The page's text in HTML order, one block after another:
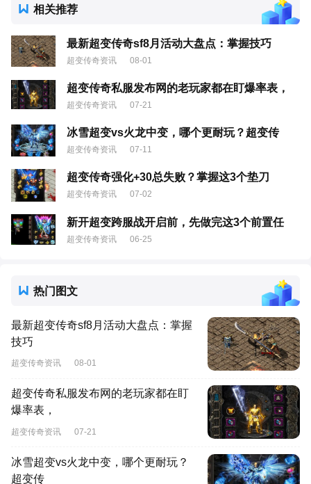
相关推荐
最新超变传奇sf8月活动大盘点：掌握技巧
超变传奇资讯 08-01
超变传奇私服发布网的老玩家都在盯爆率表，
超变传奇资讯 07-21
冰雪超变vs火龙中变，哪个更耐玩？超变传
超变传奇资讯 07-11
超变传奇强化+30总失败？掌握这3个垫刀
超变传奇资讯 07-02
新开超变跨服战开启前，先做完这3个前置任
超变传奇资讯 06-25
热门图文
最新超变传奇sf8月活动大盘点：掌握
技巧
超变传奇资讯 08-01
超变传奇私服发布网的老玩家都在盯
爆率表，
超变传奇资讯 07-21
冰雪超变vs火龙中变，哪个更耐玩？
超变传